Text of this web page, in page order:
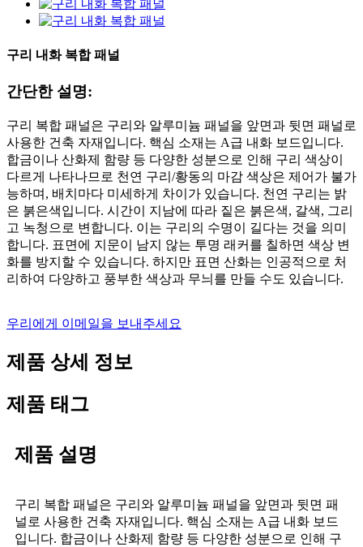
구리 내화 복합 패널
간단한 설명:
구리 복합 패널은 구리와 알루미늄 패널을 앞면과 뒷면 패널로
사용한 건축 자재입니다. 핵심 소재는 A급 내화 보드입니다.
합금이나 산화제 함량 등 다양한 성분으로 인해 구리 색상이
다르게 나타나므로 천연 구리/황동의 마감 색상은 제어가 불가
능하며, 배치마다 미세하게 차이가 있습니다. 천연 구리는 밝
은 붉은색입니다. 시간이 지남에 따라 짙은 붉은색, 갈색, 그리
고 녹청으로 변합니다. 이는 구리의 수명이 길다는 것을 의미
합니다. 표면에 지문이 남지 않는 투명 래커를 칠하면 색상 변
화를 방지할 수 있습니다. 하지만 표면 산화는 인공적으로 처
리하여 다양하고 풍부한 색상과 무늬를 만들 수도 있습니다.
우리에게 이메일을 보내주세요
제품 상세 정보
제품 태그
제품 설명
구리 복합 패널은 구리와 알루미늄 패널을 앞면과 뒷면 패
널로 사용한 건축 자재입니다. 핵심 소재는 A급 내화 보드
입니다. 합금이나 산화제 함량 등 다양한 성분으로 인해 구